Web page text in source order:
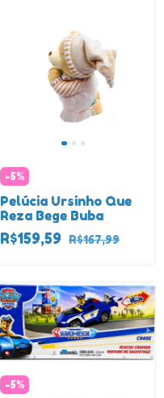
-5%
Pelúcia Ursinho Que
Reza Bege Buba
R$159,59 R$167,99
-5%